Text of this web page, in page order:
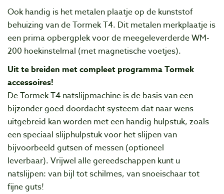
Ook handig is het metalen plaatje op de kunststof
behuizing van de Tormek T4. Dit metalen merkplaatje is
een prima opbergplek voor de meegeleverderde WM-
200 hoekinstelmal (met magnetische voetjes).
Uit te breiden met compleet programma Tormek
accessoires!
De Tormek T4 natslijpmachine is de basis van een
bijzonder goed doordacht systeem dat naar wens
uitgebreid kan worden met een handig hulpstuk, zoals
een speciaal slijphulpstuk voor het slijpen van
bijvoorbeeld gutsen of messen (optioneel
leverbaar). Vrijwel alle gereedschappen kunt u
natslijpen: van bijl tot schilmes, van snoeischaar tot
fijne guts!